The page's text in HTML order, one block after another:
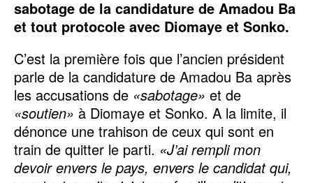
sabotage de la candidature de Amadou Ba
et tout protocole avec Diomaye et Sonko.
C’est la première fois que l’ancien président
parle de la candidature de Amadou Ba après
les accusations de «sabotage» et de
«soutien» à Diomaye et Sonko. A la limite, il
dénonce une trahison de ceux qui sont en
train de quitter le parti. «J’ai rempli mon
devoir envers le pays, envers le candidat qui,